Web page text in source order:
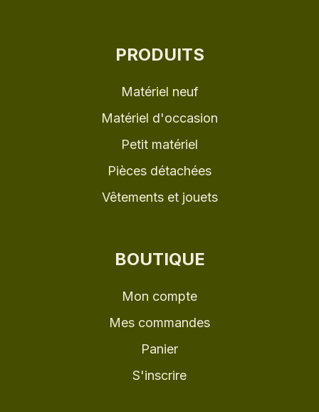
PRODUITS
Matériel neuf
Matériel d'occasion
Petit matériel
Pièces détachées
Vêtements et jouets
BOUTIQUE
Mon compte
Mes commandes
Panier
S'inscrire